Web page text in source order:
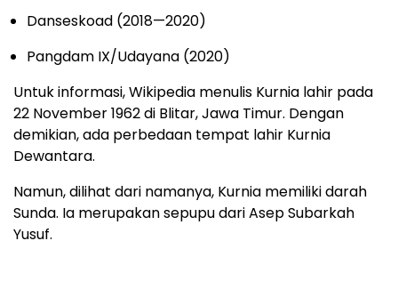
Danseskoad (2018—2020)
Pangdam IX/Udayana (2020)
Untuk informasi, Wikipedia menulis Kurnia lahir pada
22 November 1962 di Blitar, Jawa Timur. Dengan
demikian, ada perbedaan tempat lahir Kurnia
Dewantara.
Namun, dilihat dari namanya, Kurnia memiliki darah
Sunda. Ia merupakan sepupu dari Asep Subarkah
Yusuf.